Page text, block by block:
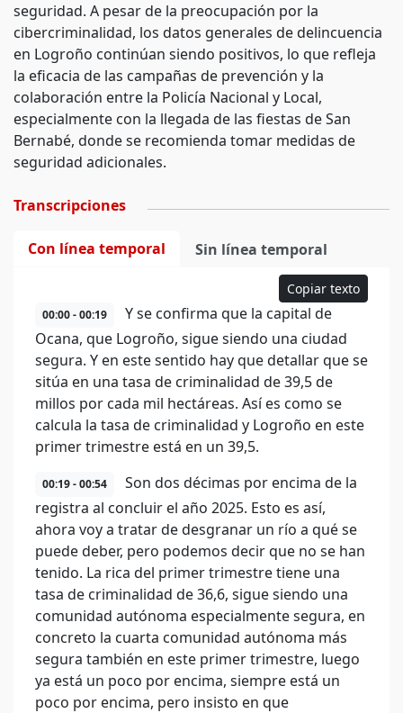
seguridad. A pesar de la preocupación por la
cibercriminalidad, los datos generales de delincuencia
en Logroño continúan siendo positivos, lo que refleja
la eficacia de las campañas de prevención y la
colaboración entre la Policía Nacional y Local,
especialmente con la llegada de las fiestas de San
Bernabé, donde se recomienda tomar medidas de
seguridad adicionales.
Transcripciones
Con línea temporal Sin línea temporal
Copiar texto
00:00 - 00:19
Y se confirma que la capital de
Ocana, que Logroño, sigue siendo una ciudad
segura. Y en este sentido hay que detallar que se
sitúa en una tasa de criminalidad de 39,5 de
millos por cada mil hectáreas. Así es como se
calcula la tasa de criminalidad y Logroño en este
primer trimestre está en un 39,5.
00:19 - 00:54
Son dos décimas por encima de la
registra al concluir el año 2025. Esto es así,
ahora voy a tratar de desgranar un río a qué se
puede deber, pero podemos decir que no se han
tenido. La rica del primer trimestre tiene una
tasa de criminalidad de 36,6, sigue siendo una
comunidad autónoma especialmente segura, en
concreto la cuarta comunidad autónoma más
segura también en este primer trimestre, luego
ya está un poco por encima, siempre está un
poco por encima, pero insisto en que